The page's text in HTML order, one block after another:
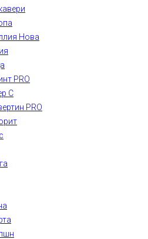
Нова
PRO
С
PRO